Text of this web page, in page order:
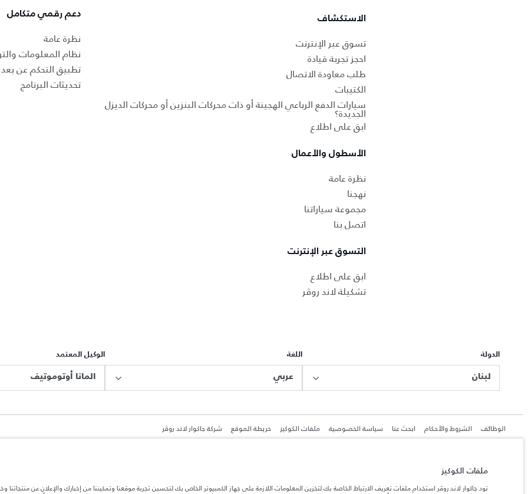
الاستكشاف
تسوق عبر الإنترنت
احجز تجربة قيادة
طلب معاودة الاتصال
الكتيبات
سيارات الدفع الرباعي الهجينة أو ذات محركات البنزين أو محركات الديزل
الجديدة؟
ابق على اطلاع
الأسطول والأعمال
نظرة عامة
نهجنا
مجموعة سياراتنا
اتصل بنا
التسوق عبر الإنترنت
ابق على اطلاع
تشكيلة لاند روڤر
دعم رقمي متكامل
نظرة عامة
نظام المعلومات
تطبيق التحكم عن بعد
تحديثات البرنامج
الدولة
لبنان
اللغة
عربي
الوكيل المعتمد
المانا أوتوموتيف
الوظائف الشروط والأحكام ابحث عنا سياسة الخصوصية ملفات الكوكيز خريطة الموقع شركة جاكوار لاند روڤر
جاكوار لاند روڨر المحدودة: 2026
ملفات الكوكيز
تود جاكوار لاند روڤر استخدام ملفات تعريف الارتباط الخاصة بك لتخزين المعلومات اللازمة على جهاز الكمبيوتر الخاص بك لتحسين تجربة موقعنا وتمكيننا من إخبارك والإعلان عن